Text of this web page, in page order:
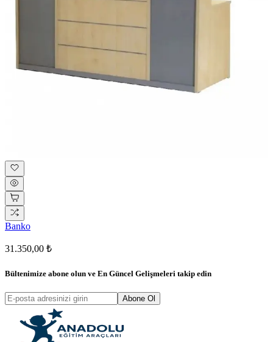
Banko
31.350,00 ₺
Bültenimize abone olun ve En Güncel Gelişmeleri takip edin
Abone Ol